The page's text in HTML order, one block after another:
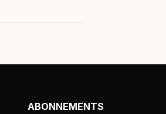
ABONNEMENTS